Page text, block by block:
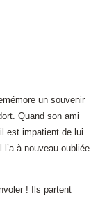
un souvenir
Quand son ami
est impatient de lui
à nouveau oubliée
! Ils partent